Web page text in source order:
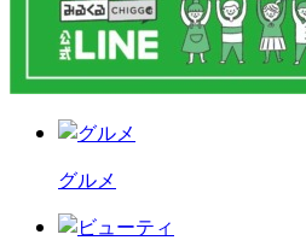
グルメ